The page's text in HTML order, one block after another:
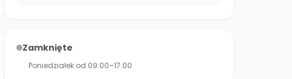
Zamknięte
Poniedziałek od 09:00–17:00